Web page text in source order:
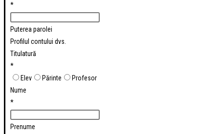
*
Puterea parolei
Profilul contului dvs.
Titulatură
*
Elev
Părinte
Profesor
Nume
*
Prenume